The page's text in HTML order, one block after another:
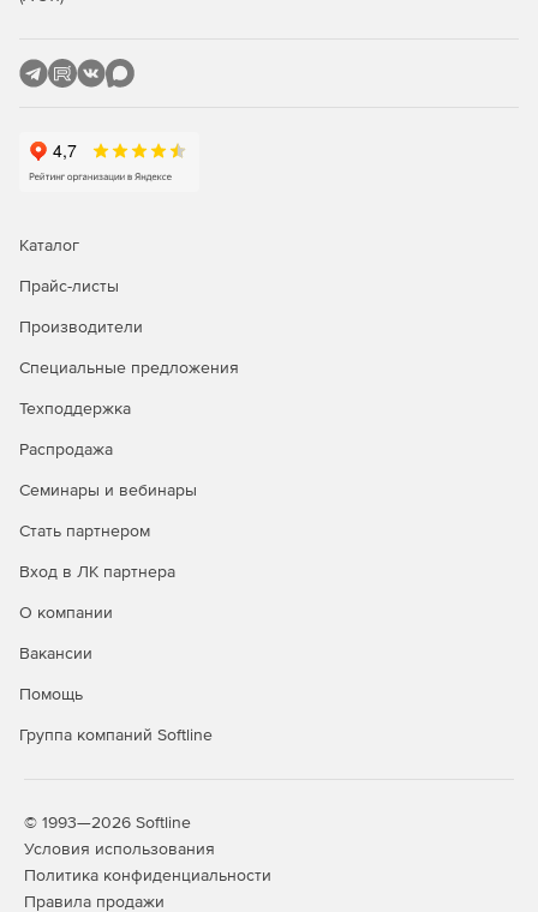
Каталог
Прайс-листы
Производители
Специальные предложения
Техподдержка
Распродажа
Семинары и вебинары
Стать партнером
Вход в ЛК партнера
О компании
Вакансии
Помощь
Группа компаний Softline
© 1993—2026 Softline
Условия использования
Политика конфиденциальности
Правила продажи